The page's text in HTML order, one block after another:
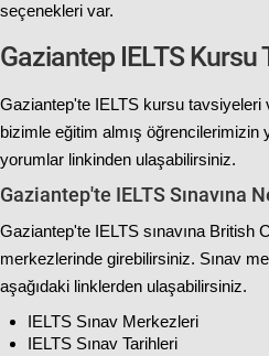
seçenekleri var.
Gaziantep IELTS Kursu
Gaziantep'te IELTS kursu tavsiyeleri
bizimle eğitim almış öğrencilerimizin
yorumlar linkinden ulaşabilirsiniz.
Gaziantep'te IELTS Sınavına
Gaziantep'te IELTS sınavına British
merkezlerinde girebilirsiniz. Sınav
aşağıdaki linklerden ulaşabilirsiniz.
IELTS Sınav Merkezleri
IELTS Sınav Tarihleri